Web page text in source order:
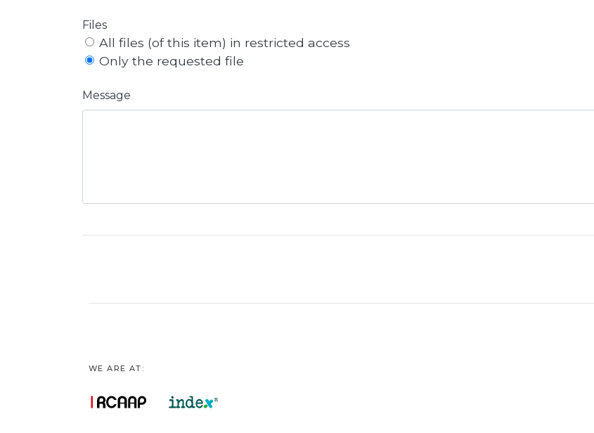
Files
All files (of this item) in restricted access
Only the requested file
Message
WE ARE AT: